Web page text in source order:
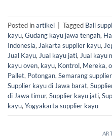
Posted inartikel Tagged Bali
kayu, Gudang kayu jawa tengah,
Indonesia, Jakarta supplier kayu,
Jual Kayu, Jual kayu jati, Jual kayu
kayu oven, kayu, Kontrol, Mereka,
Pallet, Potongan, Semarang
Supplier kayu di Jawa barat,
di Jawa timur, Supplier kayu jati,
kayu, Yogyakarta supplier kayu